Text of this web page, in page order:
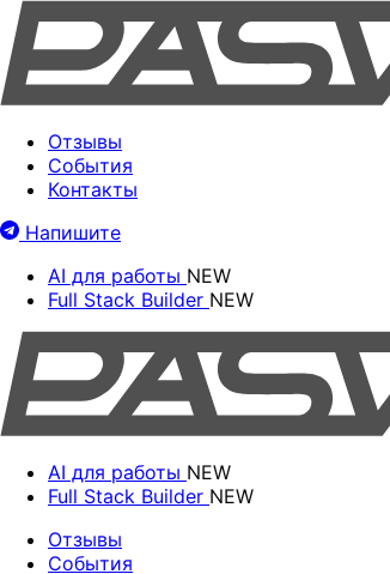
Отзывы
События
Контакты
Напишите
AI для работы NEW
Full Stack Builder NEW
AI для работы NEW
Full Stack Builder NEW
Отзывы
События